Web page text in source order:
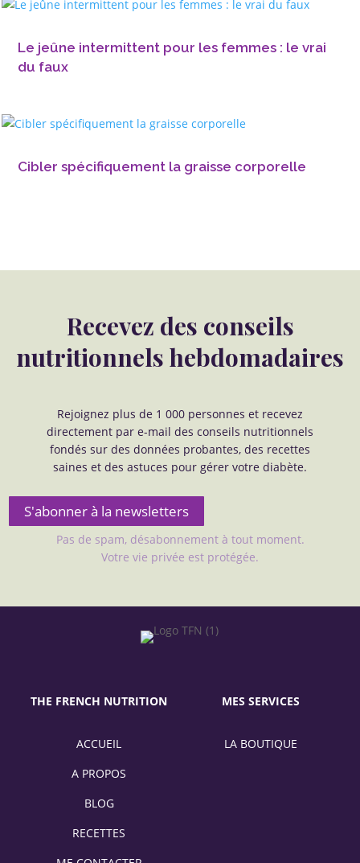
Le jeûne intermittent pour les femmes : le vrai
du faux
Cibler spécifiquement la graisse corporelle
Recevez des conseils
nutritionnels hebdomadaires
Rejoignez plus de 1 000 personnes et recevez
directement par e-mail des conseils nutritionnels
fondés sur des données probantes, des recettes
saines et des astuces pour gérer votre diabète.
S'abonner à la newsletters
Pas de spam, désabonnement à tout moment.
Votre vie privée est protégée.
THE FRENCH NUTRITION
ACCUEIL
A PROPOS
BLOG
RECETTES
MES SERVICES
LA BOUTIQUE